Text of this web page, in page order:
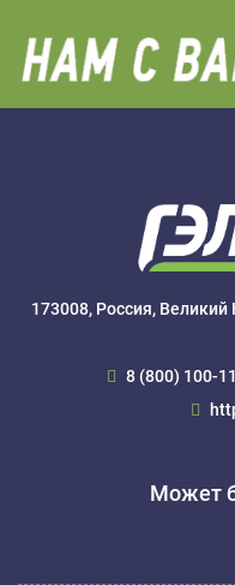
173008, Россия,
8 (800) 100-
Может